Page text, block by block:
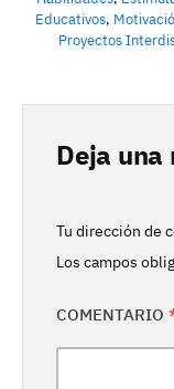
Educativos,
Proyectos
Deja una
Tu dirección de
Los campos
COMENTARIO